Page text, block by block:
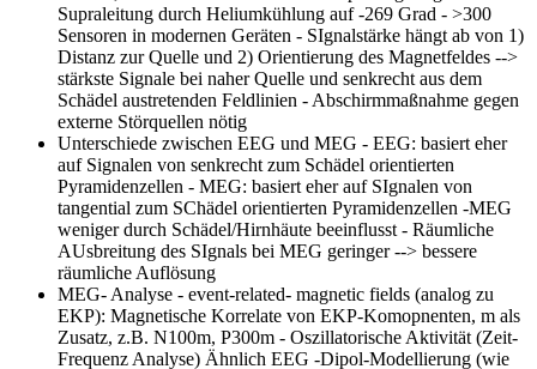
Supraleitung durch Heliumkühlung auf -269 Grad - >300
Sensoren in modernen Geräten - SIgnalstärke hängt ab von 1)
Distanz zur Quelle und 2) Orientierung des Magnetfeldes -->
stärkste Signale bei naher Quelle und senkrecht aus dem
Schädel austretenden Feldlinien - Abschirmmaßnahme gegen
externe Störquellen nötig
Unterschiede zwischen EEG und MEG - EEG: basiert eher
auf Signalen von senkrecht zum Schädel orientierten
Pyramidenzellen - MEG: basiert eher auf SIgnalen von
tangential zum SChädel orientierten Pyramidenzellen -MEG
weniger durch Schädel/Hirnhäute beeinflusst - Räumliche
AUsbreitung des SIgnals bei MEG geringer --> bessere
räumliche Auflösung
MEG- Analyse - event-related- magnetic fields (analog zu
EKP): Magnetische Korrelate von EKP-Komopnenten, m als
Zusatz, z.B. N100m, P300m - Oszillatorische Aktivität (Zeit-
Frequenz Analyse) Ähnlich EEG -Dipol-Modellierung (wie